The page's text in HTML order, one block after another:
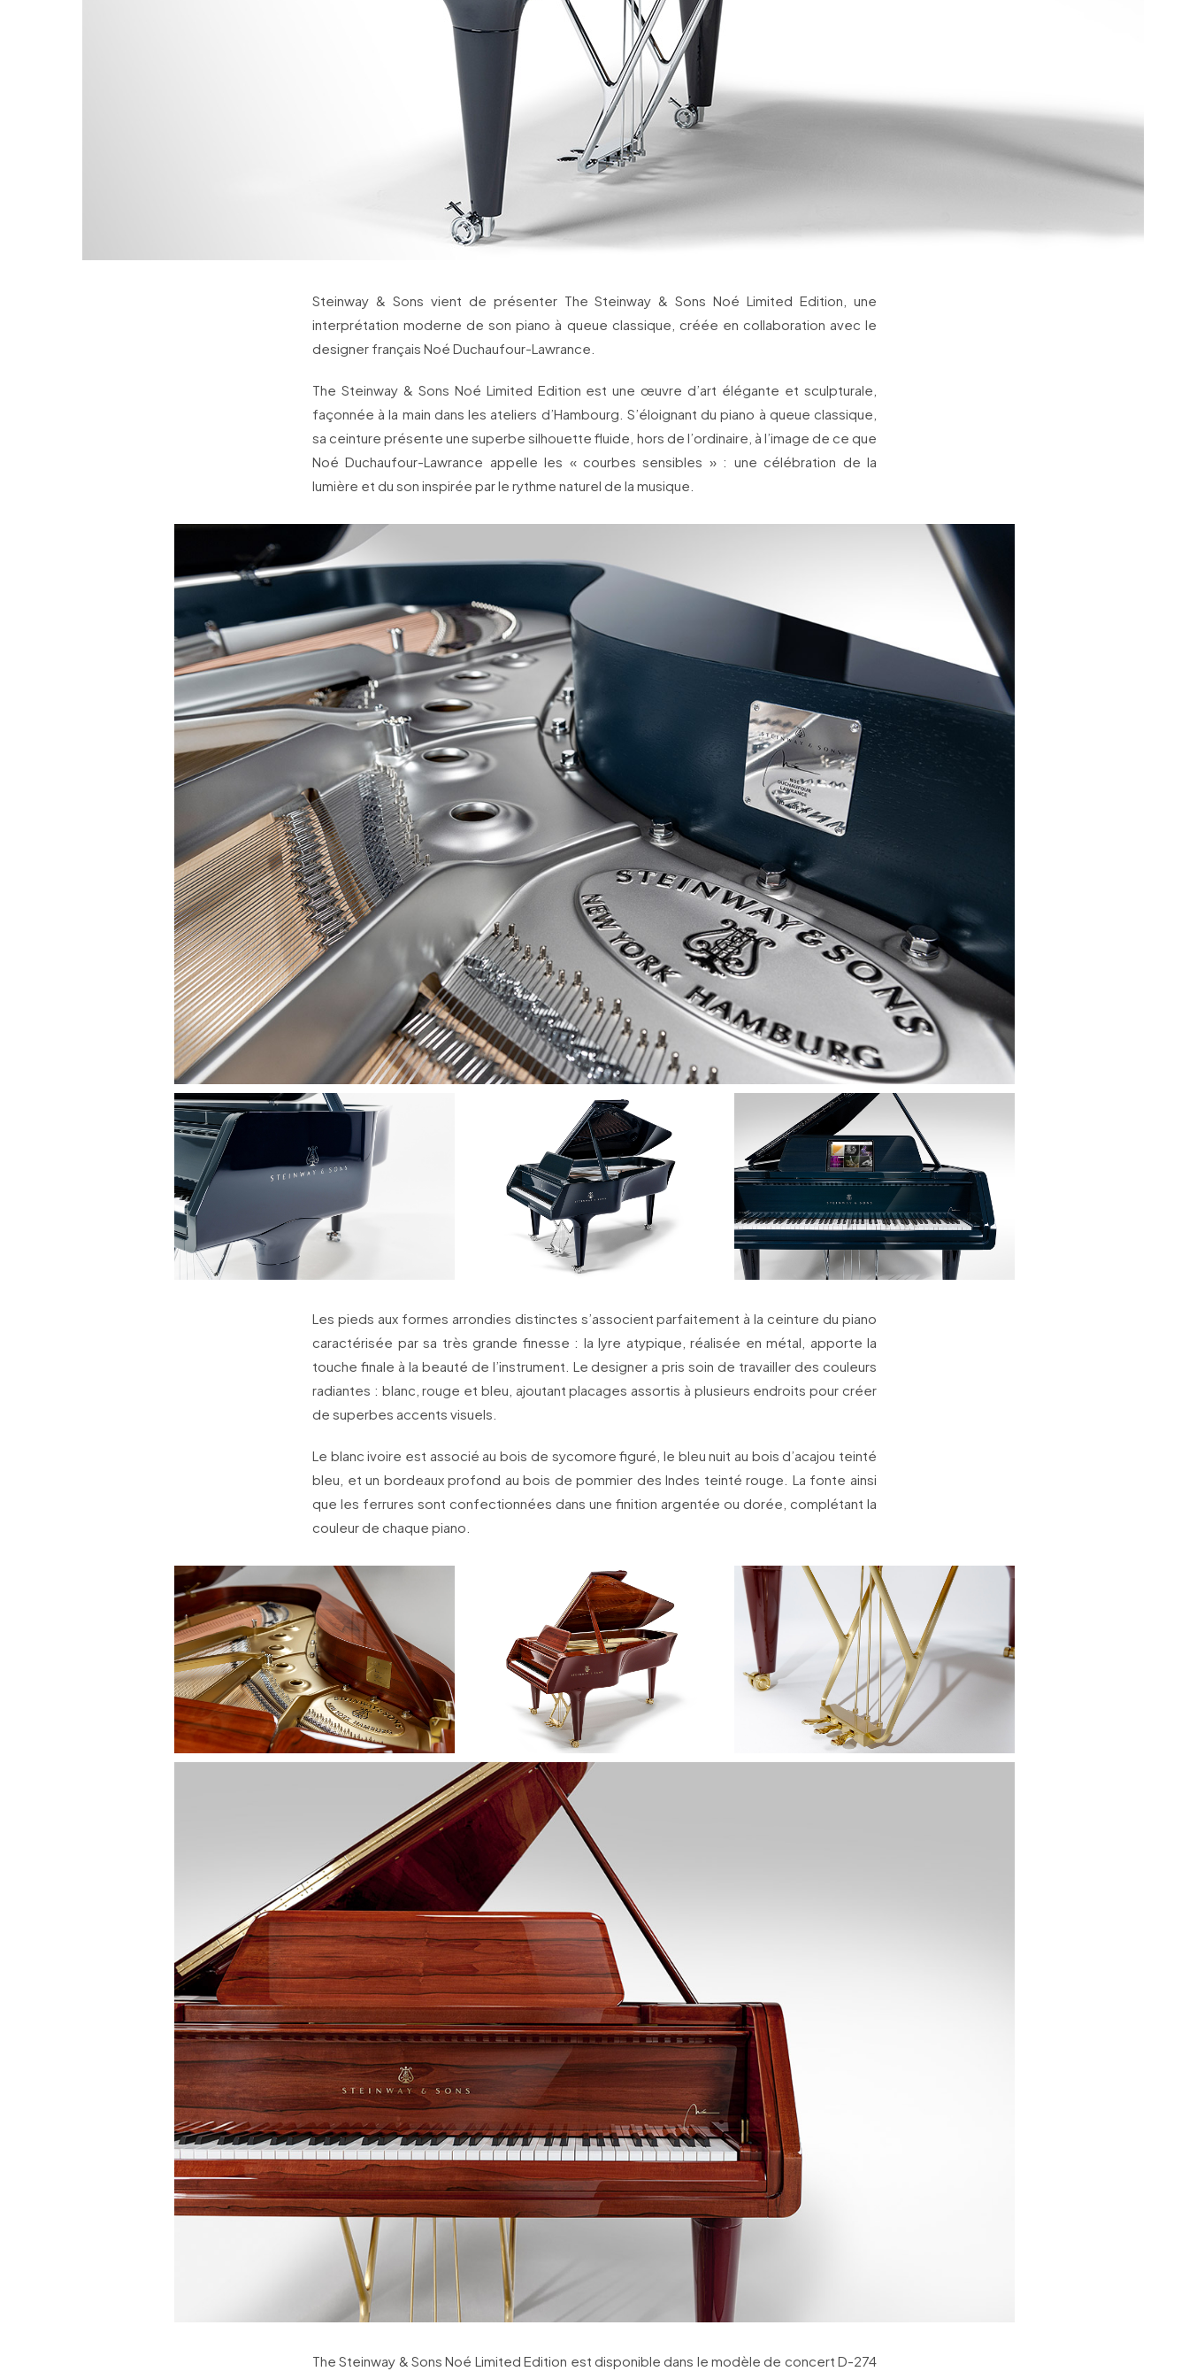
Steinway & Sons vient de présenter The Steinway & Sons Noé Limited Edition, une
interprétation moderne de son piano à queue classique, créée en collaboration avec le
designer français Noé Duchaufour-Lawrance.
The Steinway & Sons Noé Limited Edition est une œuvre d’art élégante et sculpturale,
façonnée à la main dans les ateliers d’Hambourg. S’éloignant du piano à queue classique,
sa ceinture présente une superbe silhouette fluide, hors de l’ordinaire, à l’image de ce que
Noé Duchaufour-Lawrance appelle les « courbes sensibles » : une célébration de la
lumière et du son inspirée par le rythme naturel de la musique.
Les pieds aux formes arrondies distinctes s’associent parfaitement à la ceinture du piano
caractérisée par sa très grande finesse : la lyre atypique, réalisée en métal, apporte la
touche finale à la beauté de l’instrument. Le designer a pris soin de travailler des couleurs
radiantes : blanc, rouge et bleu, ajoutant placages assortis à plusieurs endroits pour créer
de superbes accents visuels.
Le blanc ivoire est associé au bois de sycomore figuré, le bleu nuit au bois d’acajou teinté
bleu, et un bordeaux profond au bois de pommier des Indes teinté rouge. La fonte ainsi
que les ferrures sont confectionnées dans une finition argentée ou dorée, complétant la
couleur de chaque piano.
The Steinway & Sons Noé Limited Edition est disponible dans le modèle de concert D-274